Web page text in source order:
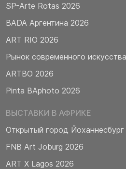
SP-Arte Rotas 2026
BADA Аргентина 2026
ART RIO 2026
Рынок современного
ARTBO 2026
Pinta BAphoto 2026
ВЫСТАВКИ В АФРИКЕ
Открытый город Йоханнесбург
FNB Art Joburg 2026
ART X Lagos 2026